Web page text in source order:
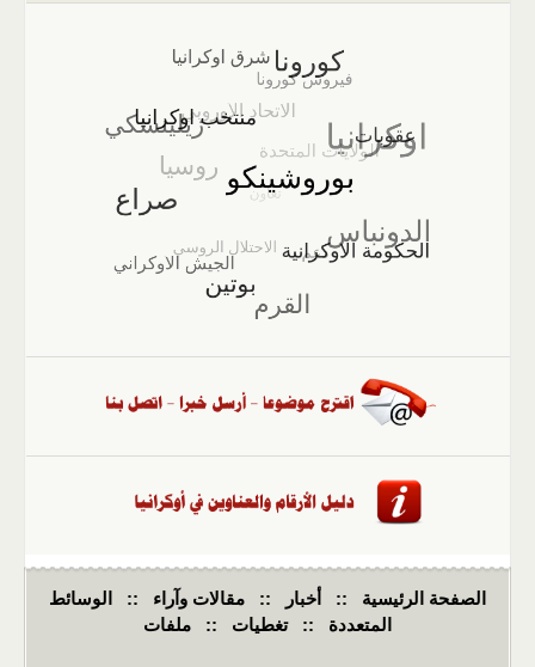
الصفحة الرئيسية :: أخبار :: مقالات وآراء ::
الوسائط
المتعددة
:: تغطيات :: ملفات